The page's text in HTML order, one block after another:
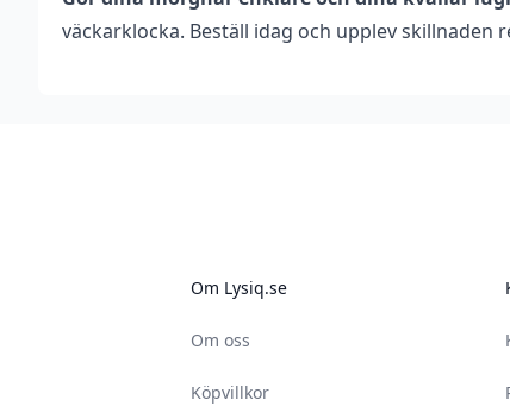
väckarklocka. Beställ idag och upplev skillnaden
Om Lysiq.se
Om oss
Köpvillkor